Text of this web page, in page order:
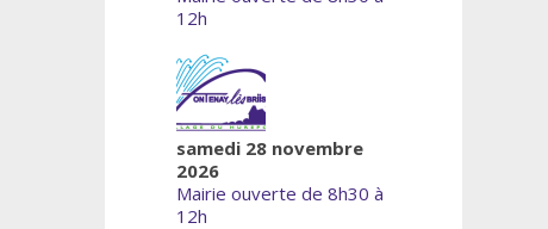
12h
samedi 28 novembre
2026
Mairie ouverte de 8h30 à
12h